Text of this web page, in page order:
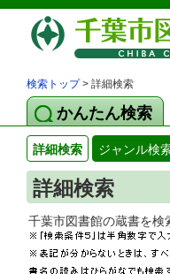
検索トップ> 詳細検索
かんたん検索
詳細検索 ジャンル検
詳細検索
千葉市図書館の